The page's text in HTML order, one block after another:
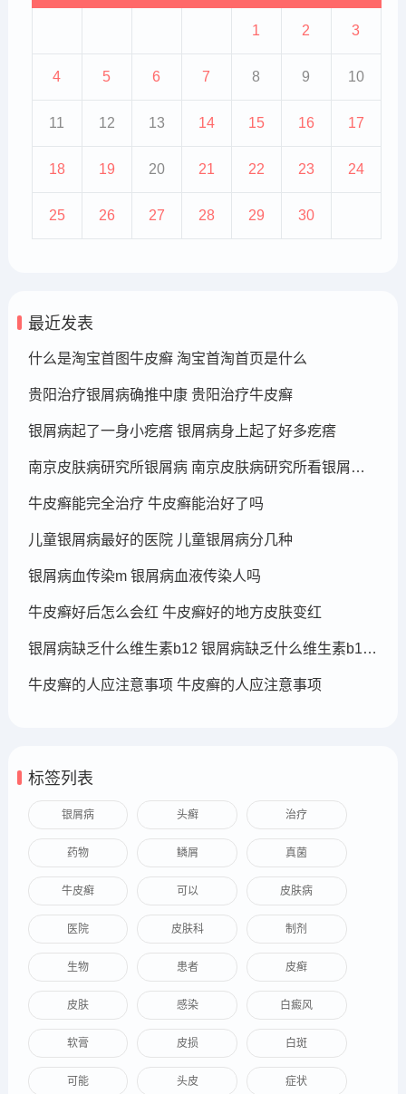
1 2 3
4 5 6 7 8 9 10
11 12 13 14 15 16 17
18 19 20 21 22 23 24
25 26 27 28 29 30
最近发表
什么是淘宝首图牛皮癣 淘宝首淘首页是什么
贵阳治疗银屑病确推中康 贵阳治疗牛皮癣
银屑病起了一身小疙瘩 银屑病身上起了好多疙瘩
南京皮肤病研究所银屑病 南京皮肤病研究所看银屑病哪个医生厉害
牛皮癣能完全治疗 牛皮癣能治好了吗
儿童银屑病最好的医院 儿童银屑病分几种
银屑病血传染m 银屑病血液传染人吗
牛皮癣好后怎么会红 牛皮癣好的地方皮肤变红
银屑病缺乏什么维生素b12 银屑病缺乏什么维生素b12可以补充
牛皮癣的人应注意事项 牛皮癣的人应注意事项
标签列表
银屑病 头癣 治疗
药物 鳞屑 真菌
牛皮癣 可以 皮肤病
医院 皮肤科 制剂
生物 患者 皮癣
皮肤 感染 白癜风
软膏 皮损 白斑
可能 头皮 症状